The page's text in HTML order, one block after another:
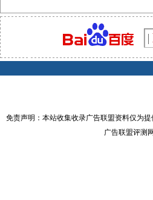
免责声明：本站收集收录广告联盟资料仅为
广告联盟评测